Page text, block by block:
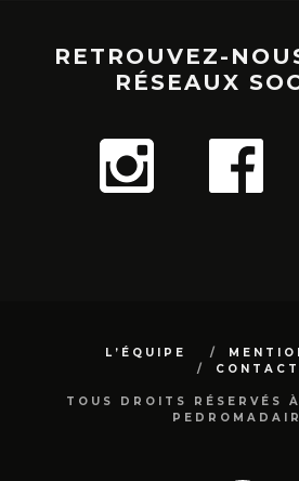
RETROUVEZ-
RÉSEAUX
L’ÉQUIPE
CONTACT
TOUS DROITS RÉSERVÉS